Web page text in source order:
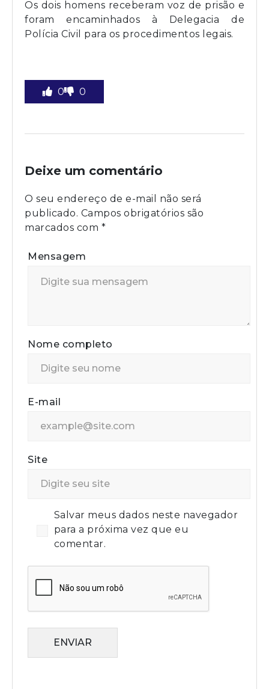
Os dois homens receberam voz de prisão e
foram encaminhados à Delegacia de
Polícia Civil para os procedimentos legais.
0 0
Deixe um comentário
O seu endereço de e-mail não será
publicado. Campos obrigatórios são
marcados com *
Mensagem
Nome completo
E-mail
Site
Salvar meus dados neste navegador
para a próxima vez que eu
comentar.
ENVIAR